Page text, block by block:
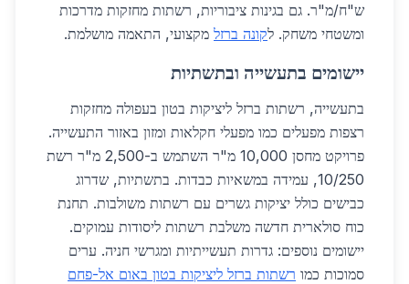
ש"ח/מ"ר. גם בגינות ציבוריות, רשתות מחזקות מדרכות
ומשטחי משחק. לקונה ברזל מקצועי, התאמה מושלמת.
יישומים בתעשייה ובתשתיות
בתעשייה, רשתות ברזל ליציקות בטון בעפולה מחזקות
רצפות מפעלים כמו מפעלי חקלאות ומזון באזור התעשייה.
פרויקט מחסן 10,000 מ"ר השתמש ב-2,500 מ"ר רשת
10/250, עמידה במשאיות כבדות. בתשתיות, שדרוג
כבישים כולל יציקות גשרים עם רשתות משולבות. תחנת
כוח סולארית חדשה משלבת רשתות ליסודות עמוקים.
יישומים נוספים: גדרות תעשייתיות ומגרשי חניה. ערים
סמוכות כמו רשתות ברזל ליציקות בטון באום אל-פחם